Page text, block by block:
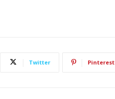
Twitter Pinterest